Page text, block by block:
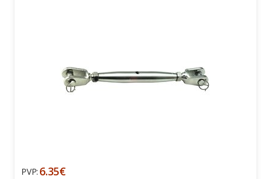
PVP: 6.35€